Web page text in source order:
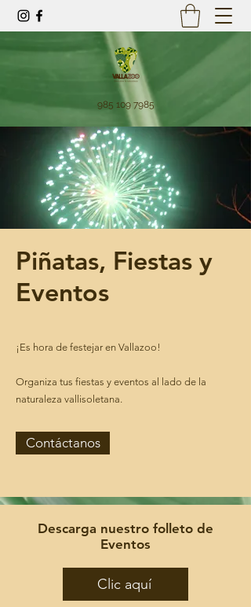
985 109 7985
Piñatas, Fiestas y
Eventos
¡Es hora de festejar en Vallazoo!
Organiza tus fiestas y eventos al lado de la
naturaleza vallisoletana.
Contáctanos
Descarga nuestro folleto de
Eventos
Clic aquí